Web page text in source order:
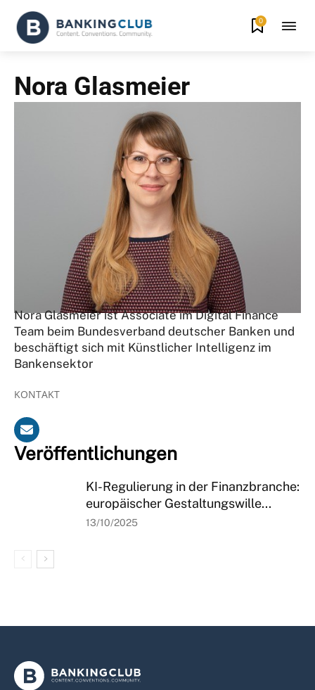
0
Nora Glasmeier
Nora Glasmeier ist Associate im Digital Finance
Team beim Bundesverband deutscher Banken und
beschäftigt sich mit Künstlicher Intelligenz im
Bankensektor
KONTAKT
Veröffentlichungen
KI-Regulierung in der Finanzbranche:
europäischer Gestaltungswille...
13/10/2025